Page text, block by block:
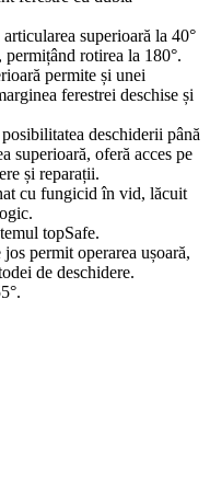
superioară la 40°
rotirea la 180°.
permite și unei
ferestrei deschise și
deschiderii până
superioară, oferă acces pe
și reparații.
cu fungicid în vid, lăcuit
topSafe.
permit operarea ușoară,
de deschidere.